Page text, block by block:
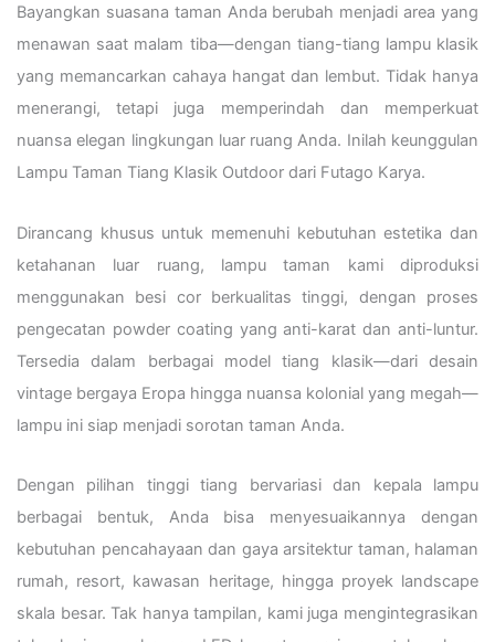
Bayangkan suasana taman Anda berubah menjadi area yang
menawan saat malam tiba—dengan tiang-tiang lampu klasik
yang memancarkan cahaya hangat dan lembut. Tidak hanya
menerangi, tetapi juga memperindah dan memperkuat
nuansa elegan lingkungan luar ruang Anda. Inilah keunggulan
Lampu Taman Tiang Klasik Outdoor dari Futago Karya.
Dirancang khusus untuk memenuhi kebutuhan estetika dan
ketahanan luar ruang, lampu taman kami diproduksi
menggunakan besi cor berkualitas tinggi, dengan proses
pengecatan powder coating yang anti-karat dan anti-luntur.
Tersedia dalam berbagai model tiang klasik—dari desain
vintage bergaya Eropa hingga nuansa kolonial yang megah—
lampu ini siap menjadi sorotan taman Anda.
Dengan pilihan tinggi tiang bervariasi dan kepala lampu
berbagai bentuk, Anda bisa menyesuaikannya dengan
kebutuhan pencahayaan dan gaya arsitektur taman, halaman
rumah, resort, kawasan heritage, hingga proyek landscape
skala besar. Tak hanya tampilan, kami juga mengintegrasikan